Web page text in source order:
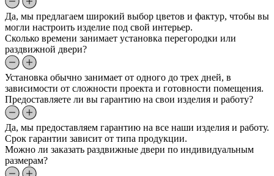
Да, мы предлагаем широкий выбор цветов и фактур, чтобы вы
могли настроить изделие под свой интерьер.
Сколько времени занимает установка перегородки или
раздвижной двери?
Установка обычно занимает от одного до трех дней, в
зависимости от сложности проекта и готовности помещения.
Предоставляете ли вы гарантию на свои изделия и работу?
Да, мы предоставляем гарантию на все наши изделия и работу.
Срок гарантии зависит от типа продукции.
Можно ли заказать раздвижные двери по индивидуальным
размерам?